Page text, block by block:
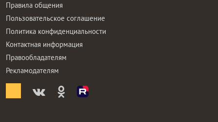
Правила общения
Пользовательское соглашение
Политика конфиденциальности
Контактная информация
Правообладателям
Рекламодателям